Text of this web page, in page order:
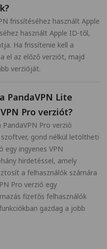
frissítéséhez használt Apple
használt Apple ID-től,
Ha frissítenie kell a
el az előző verziót, majd
verzióját.
PandaVPN Lite
Pro verziót?
Pro verzió
gond nélkül letöltheti
egy ingyenes VPN
hirdetéssel, amely
a felhasználók számára
Pro verzió egy
fizetős felhasználók
gazdag a jobb